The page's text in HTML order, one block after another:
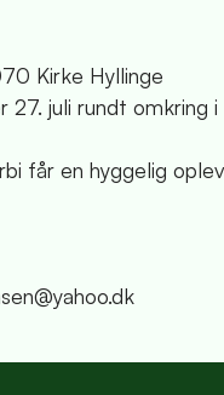
Kirke Hyllinge
27. juli rundt omkring
får en hyggelig